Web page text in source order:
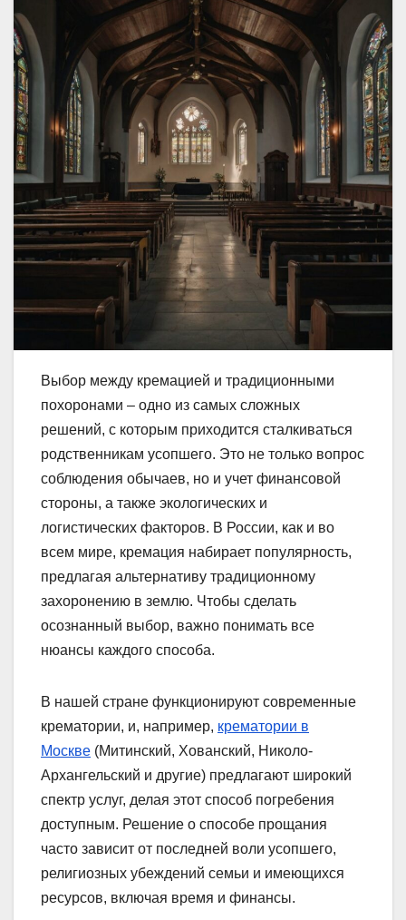
Выбор между кремацией и традиционными
похоронами – одно из самых сложных
решений, с которым приходится сталкиваться
родственникам усопшего. Это не только вопрос
соблюдения обычаев, но и учет финансовой
стороны, а также экологических и
логистических факторов. В России, как и во
всем мире, кремация набирает популярность,
предлагая альтернативу традиционному
захоронению в землю. Чтобы сделать
осознанный выбор, важно понимать все
нюансы каждого способа.
В нашей стране функционируют современные
крематории, и, например, крематории в
Москве (Митинский, Хованский, Николо-
Архангельский и другие) предлагают широкий
спектр услуг, делая этот способ погребения
доступным. Решение о способе прощания
часто зависит от последней воли усопшего,
религиозных убеждений семьи и имеющихся
ресурсов, включая время и финансы.